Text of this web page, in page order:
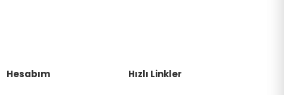
Hesabım Hızlı Linkler